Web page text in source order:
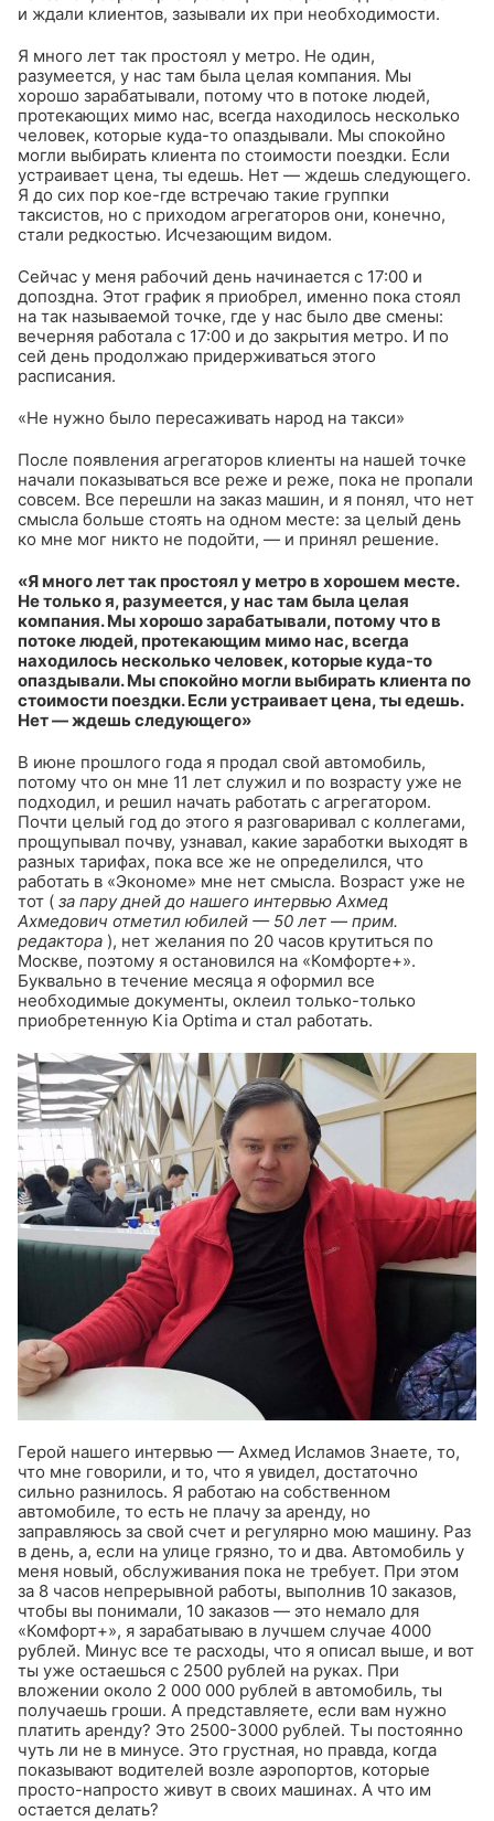
и ждали клиентов, зазывали их при необходимости.
Я много лет так простоял у метро. Не один,
разумеется, у нас там была целая компания. Мы
хорошо зарабатывали, потому что в потоке людей,
протекающих мимо нас, всегда находилось несколько
человек, которые куда-то опаздывали. Мы спокойно
могли выбирать клиента по стоимости поездки. Если
устраивает цена, ты едешь. Нет — ждешь следующего.
Я до сих пор кое-где встречаю такие группки
таксистов, но с приходом агрегаторов они, конечно,
стали редкостью. Исчезающим видом.
Сейчас у меня рабочий день начинается с 17:00 и
допоздна. Этот график я приобрел, именно пока стоял
на так называемой точке, где у нас было две смены:
вечерняя работала с 17:00 и до закрытия метро. И по
сей день продолжаю придерживаться этого
расписания.
«Не нужно было пересаживать народ на такси»
После появления агрегаторов клиенты на нашей точке
начали показываться все реже и реже, пока не пропали
совсем. Все перешли на заказ машин, и я понял, что нет
смысла больше стоять на одном месте: за целый день
ко мне мог никто не подойти, — и принял решение.
«Я много лет так простоял у метро в хорошем месте.
Не только я, разумеется, у нас там была целая
компания. Мы хорошо зарабатывали, потому что в
потоке людей, протекающим мимо нас, всегда
находилось несколько человек, которые куда-то
опаздывали. Мы спокойно могли выбирать клиента по
стоимости поездки. Если устраивает цена, ты едешь.
Нет — ждешь следующего»
В июне прошлого года я продал свой автомобиль,
потому что он мне 11 лет служил и по возрасту уже не
подходил, и решил начать работать с агрегатором.
Почти целый год до этого я разговаривал с коллегами,
прощупывал почву, узнавал, какие заработки выходят в
разных тарифах, пока все же не определился, что
работать в «Экономе» мне нет смысла. Возраст уже не
тот ( за пару дней до нашего интервью Ахмед
Ахмедович отметил юбилей — 50 лет — прим.
редактора ), нет желания по 20 часов крутиться по
Москве, поэтому я остановился на «Комфорте+».
Буквально в течение месяца я оформил все
необходимые документы, оклеил только-только
приобретенную Kia Optima и стал работать.
Герой нашего интервью — Ахмед Исламов Знаете, то,
что мне говорили, и то, что я увидел, достаточно
сильно разнилось. Я работаю на собственном
автомобиле, то есть не плачу за аренду, но
заправляюсь за свой счет и регулярно мою машину. Раз
в день, а, если на улице грязно, то и два. Автомобиль у
меня новый, обслуживания пока не требует. При этом
за 8 часов непрерывной работы, выполнив 10 заказов,
чтобы вы понимали, 10 заказов — это немало для
«Комфорт+», я зарабатываю в лучшем случае 4000
рублей. Минус все те расходы, что я описал выше, и вот
ты уже остаешься с 2500 рублей на руках. При
вложении около 2 000 000 рублей в автомобиль, ты
получаешь гроши. А представляете, если вам нужно
платить аренду? Это 2500-3000 рублей. Ты постоянно
чуть ли не в минусе. Это грустная, но правда, когда
показывают водителей возле аэропортов, которые
просто-напросто живут в своих машинах. А что им
остается делать?